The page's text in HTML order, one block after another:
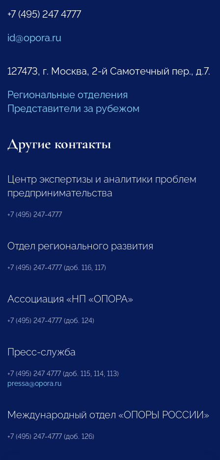
+7 (495) 247 4777
id@opora.ru
127473, г. Москва, 2-й Самотечный пер., д.7.
Региональные отделения
Представители за рубежом
Другие контакты
Центр экспертизы и аналитики проблем
предпринимательства
+7 (495) 247-4777
Отдел регионального развития
+7 (495) 247-4777 (доб. 116, 117)
Ассоциация «НП «ОПОРА»
+7 (495) 247-4777 (доб. 124)
Пресс-служба
+7 (495) 247 4777 (доб. 115, 114, 113)
pressa@opora.ru
Международный отдел «ОПОРЫ РОССИИ»
+7 (495) 247-4777 (доб. 126)